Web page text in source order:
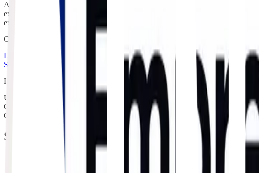
A FTrade é uma empresa brasileira, sediada em Fortaleza, especializada em
experiência, oferece soluções logísticas integradas para exportadores e
exportadores e importadores em diferentes mercados, contribuindo para ampliar
Compartilhar este artigo
LinkedIn
WhatsApp
Soluções em Comércio Exterior
Movimentando bem sua carga de ponta a ponta
Há duas décadas conectando produção, logística e comércio exterior com
Uma empresa do
Grupo
Certificações e Selos
SOLUÇÕES
Agenciamento de Cargas